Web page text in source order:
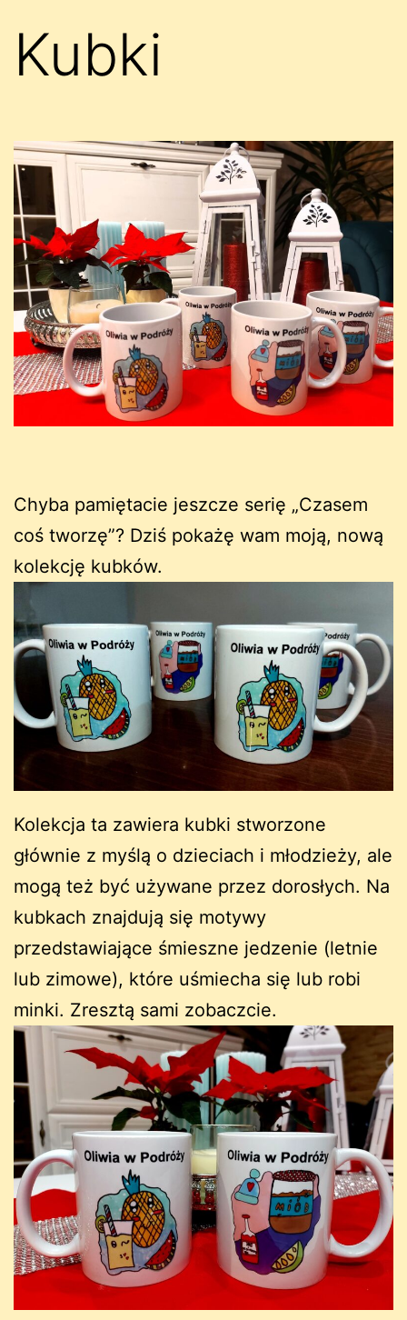
Kubki
Chyba pamiętacie jeszcze serię „Czasem
coś tworzę”? Dziś pokażę wam moją, nową
kolekcję kubków.
Kolekcja ta zawiera kubki stworzone
głównie z myślą o dzieciach i młodzieży, ale
mogą też być używane przez dorosłych. Na
kubkach znajdują się motywy
przedstawiające śmieszne jedzenie (letnie
lub zimowe), które uśmiecha się lub robi
minki. Zresztą sami zobaczcie.